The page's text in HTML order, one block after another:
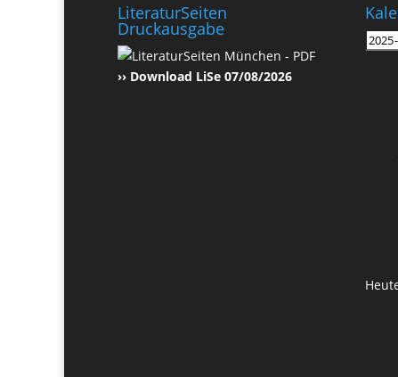
LiteraturSeiten
Druckausgabe
›› Download LiSe 07/08/2026